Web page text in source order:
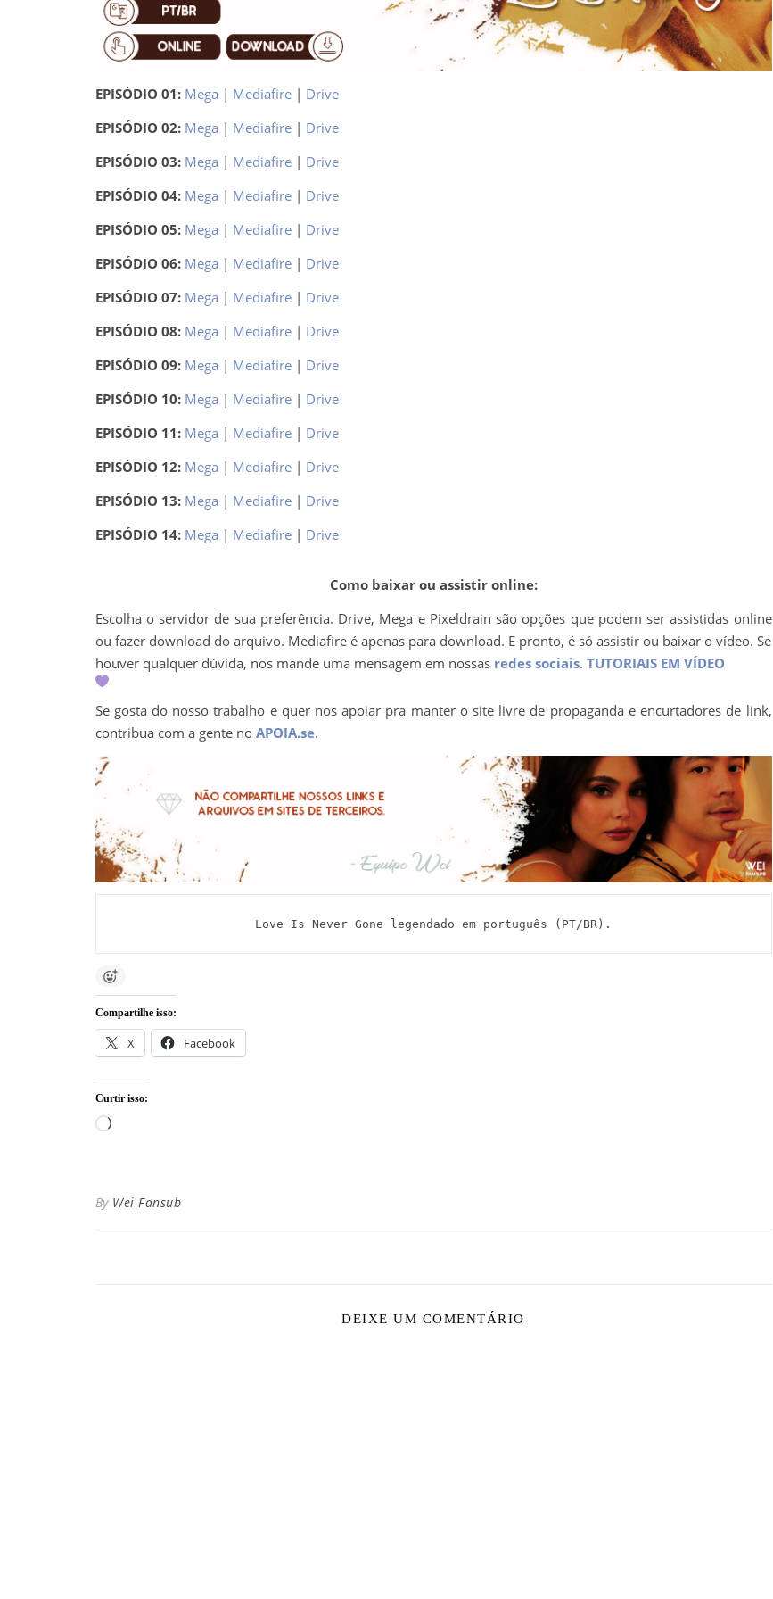
EPISÓDIO 01: Mega | Mediafire| Drive
EPISÓDIO 02: Mega | Mediafire| Drive
EPISÓDIO 03: Mega | Mediafire| Drive
EPISÓDIO 04: Mega | Mediafire| Drive
EPISÓDIO 05: Mega | Mediafire| Drive
EPISÓDIO 06: Mega | Mediafire| Drive
EPISÓDIO 07: Mega | Mediafire| Drive
EPISÓDIO 08: Mega | Mediafire| Drive
EPISÓDIO 09: Mega | Mediafire| Drive
EPISÓDIO 10: Mega | Mediafire| Drive
EPISÓDIO 11: Mega | Mediafire| Drive
EPISÓDIO 12: Mega | Mediafire| Drive
EPISÓDIO 13: Mega | Mediafire| Drive
EPISÓDIO 14: Mega | Mediafire| Drive
Como baixar ou assistir online:
Escolha o servidor de sua preferência. Drive, Mega e Pixeldrain são opções que podem ser assistidas online
ou fazer download do arquivo. Mediafire é apenas para download. E pronto, é só assistir ou baixar o vídeo. Se
houver qualquer dúvida, nos mande uma mensagem em nossas redes sociais. TUTORIAIS EM VÍDEO
Se gosta do nosso trabalho e quer nos apoiar pra manter o site livre de propaganda e encurtadores de link,
contribua com a gente no APOIA.se.
Love Is Never Gone legendado em português (PT/BR).
Compartilhe isso:
X Facebook
Curtir isso:
Carregando...
By Wei Fansub
DEIXE UM COMENTÁRIO